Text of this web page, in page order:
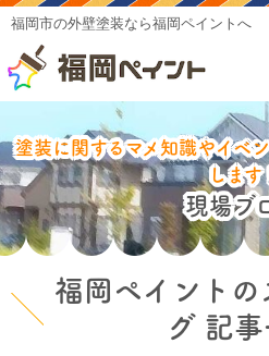
福岡市の外壁塗装なら福岡ペイントへ
塗装に関するマメ知識やイベ
します
現場ブ
福岡ペイントの
グ 記